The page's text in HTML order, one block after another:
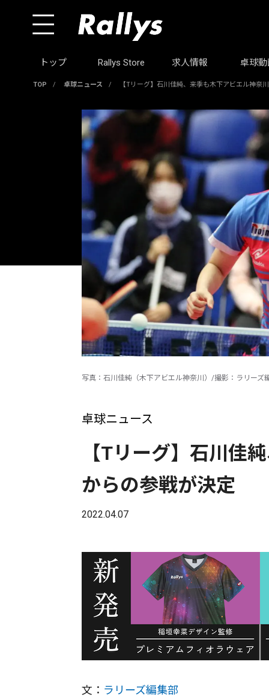
トップ Rallys Store 求人情報 卓球動
TOP / 卓球ニュース / 【Tリーグ】石川佳純、来季も木下アビエル神奈
写真：石川佳純（木下アビエル神奈川）/撮影：ラリーズ
卓球ニュース
【Tリーグ】石川佳
からの参戦が決定
2022.04.07
文： ラリーズ編集部